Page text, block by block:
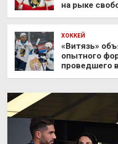
на рыке
ХОККЕЙ
«Витязь»
опытного
проведшего